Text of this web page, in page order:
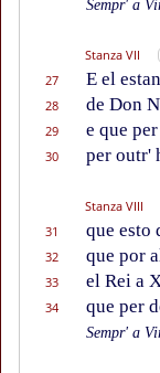
Sempr' a
Stanza VII
27 E el
28 de Don
29 e que
30 per outr'
Stanza VIII
31 que esto
32 que por
33 el Rei a
34 que per
Sempr' a